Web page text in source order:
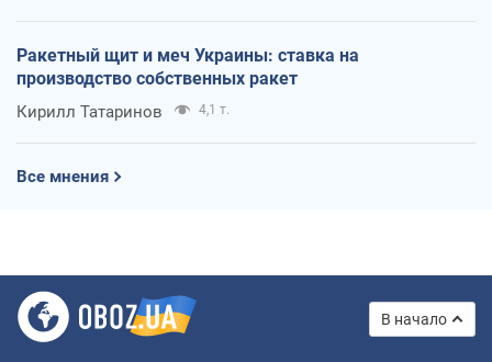
Ракетный щит и меч Украины: ставка на
производство собственных ракет
Кирилл Татаринов 4,1 т.
Все мнения
В начало